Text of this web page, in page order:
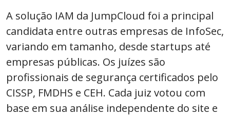
A solução IAM da JumpCloud foi a principal
candidata entre outras empresas de InfoSec,
variando em tamanho, desde startups até
empresas públicas. Os juízes são
profissionais de segurança certificados pelo
CISSP, FMDHS e CEH. Cada juiz votou com
base em sua análise independente do site e